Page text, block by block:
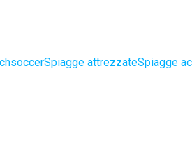
Spiagge attrezzateSpiagge